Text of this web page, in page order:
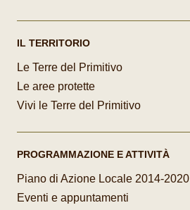
IL TERRITORIO
Le Terre del Primitivo
Le aree protette
Vivi le Terre del Primitivo
PROGRAMMAZIONE E ATTIVITÀ
Piano di Azione Locale 2014-2020
Eventi e appuntamenti